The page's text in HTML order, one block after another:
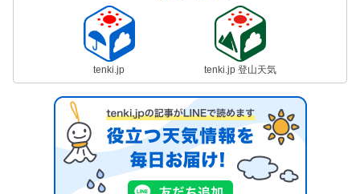
tenki.jp tenki.jp 登山天気